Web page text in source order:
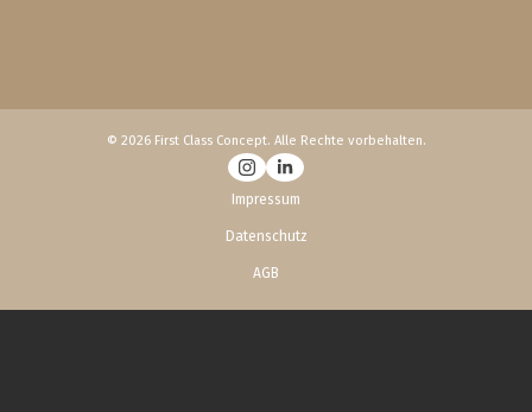
© 2026 First Class Concept. Alle Rechte vorbehalten.
Impressum
Datenschutz
AGB